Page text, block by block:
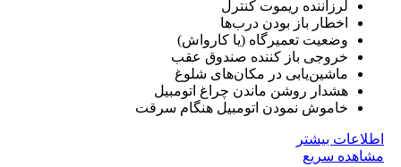
لرزاننده ریموت کنترل
اخطار باز بودن درب‌ها
وضعیت تعمیرگاه (یا کارواش)
خروجی باز کننده صندوق عقب
ماشین‌یابی در مکان‌های شلوغ
هشدار روشن ماندن چراغ اتومبیل
خاموش نمودن اتومبیل هنگام سرقت
اطلاعات بیشتر
مشاهده سریع